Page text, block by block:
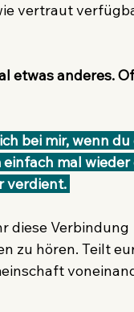
vertraut
etwas anderes.
mal wieder
verdient.
diese Verbindung
zu hören. Teilt